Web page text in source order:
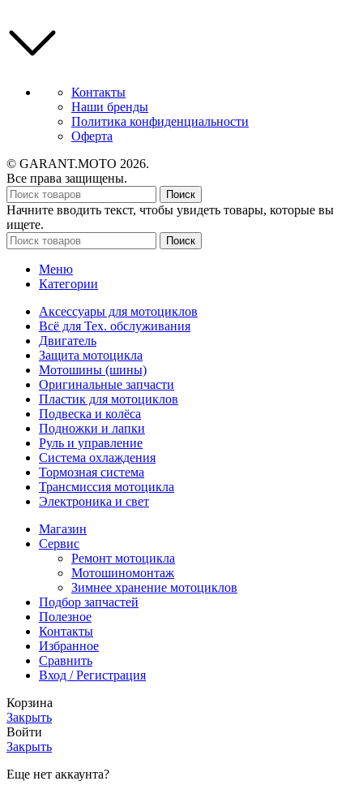
Контакты
Наши бренды
Политика конфиденциальности
Оферта
© GARANT.MOTO 2026.
Все права защищены.
Поиск
Начните вводить текст, чтобы увидеть товары, которые вы
ищете.
Поиск
Меню
Категории
Аксессуары для мотоциклов
Всё для Тех. обслуживания
Двигатель
Защита мотоцикла
Мотошины (шины)
Оригинальные запчасти
Пластик для мотоциклов
Подвеска и колёса
Подножки и лапки
Руль и управление
Система охлаждения
Тормозная система
Трансмиссия мотоцикла
Электроника и свет
Магазин
Сервис
Ремонт мотоцикла
Мотошиномонтаж
Зимнее хранение мотоциклов
Подбор запчастей
Полезное
Контакты
Избранное
Сравнить
Вход / Регистрация
Корзина
Закрыть
Войти
Закрыть
Еще нет аккаунта?